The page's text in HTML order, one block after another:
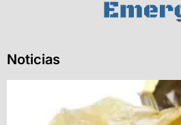
Noticias